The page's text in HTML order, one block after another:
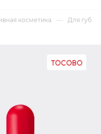
косметика — Для губ